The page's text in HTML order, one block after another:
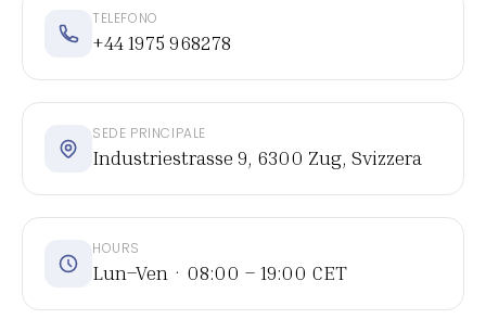
TELEFONO
+44 1975 968278
SEDE PRINCIPALE
Industriestrasse 9, 6300 Zug, Svizzera
HOURS
Lun–Ven · 08:00 – 19:00 CET